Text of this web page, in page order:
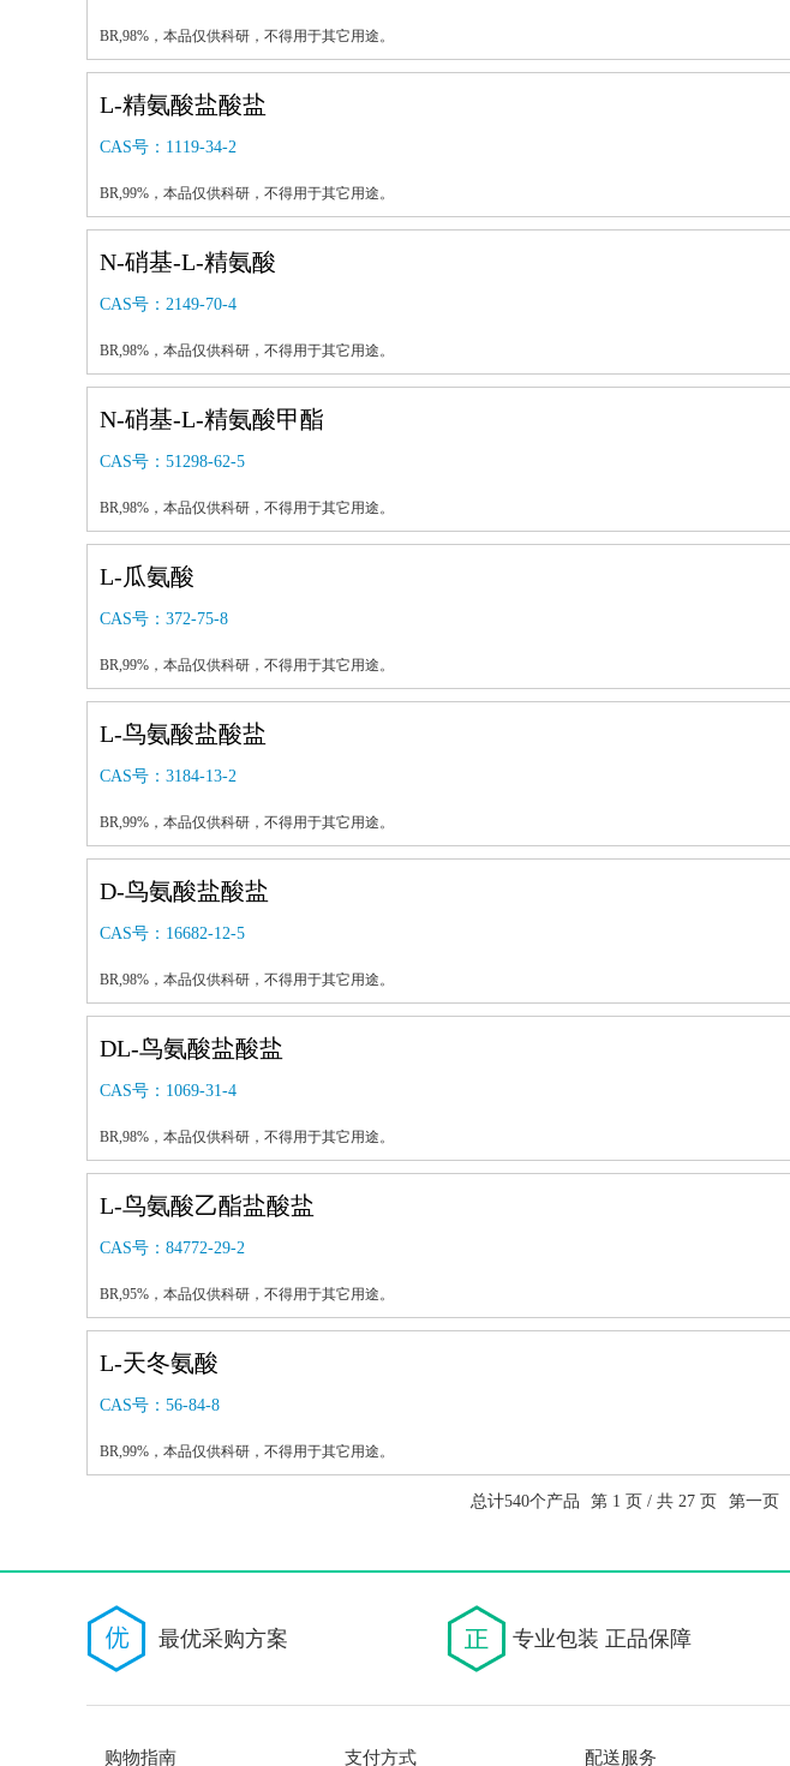
BR,98%，本品仅供科研，不得用于其它用途。
L-精氨酸盐酸盐
CAS号： 1119-34-2
BR,99%，本品仅供科研，不得用于其它用途。
N-硝基-L-精氨酸
CAS号： 2149-70-4
BR,98%，本品仅供科研，不得用于其它用途。
N-硝基-L-精氨酸甲酯
CAS号： 51298-62-5
BR,98%，本品仅供科研，不得用于其它用途。
L-瓜氨酸
CAS号： 372-75-8
BR,99%，本品仅供科研，不得用于其它用途。
L-鸟氨酸盐酸盐
CAS号： 3184-13-2
BR,99%，本品仅供科研，不得用于其它用途。
D-鸟氨酸盐酸盐
CAS号： 16682-12-5
BR,98%，本品仅供科研，不得用于其它用途。
DL-鸟氨酸盐酸盐
CAS号： 1069-31-4
BR,98%，本品仅供科研，不得用于其它用途。
L-鸟氨酸乙酯盐酸盐
CAS号： 84772-29-2
BR,95%，本品仅供科研，不得用于其它用途。
L-天冬氨酸
CAS号： 56-84-8
BR,99%，本品仅供科研，不得用于其它用途。
总计540个产品 第 1 页 / 共 27 页 第一页
最优采购方案 专业包装 正品保障
购物指南 支付方式 配送服务